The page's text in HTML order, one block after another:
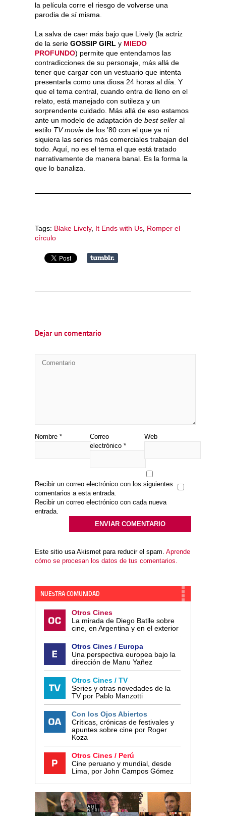
la película corre el riesgo de volverse una
parodia de sí misma.
La salva de caer más bajo que Lively (la actriz
de la serie GOSSIP GIRL y MIEDO
PROFUNDO) permite que entendamos las
contradicciones de su personaje, más allá de
tener que cargar con un vestuario que intenta
presentarla como una diosa 24 horas al día. Y
que el tema central, cuando entra de lleno en el
relato, está manejado con sutileza y un
sorprendente cuidado. Más allá de eso estamos
ante un modelo de adaptación de best seller al
estilo TV movie de los ’80 con el que ya ni
siquiera las series más comerciales trabajan del
todo. Aquí, no es el tema el que está tratado
narrativamente de manera banal. Es la forma la
que lo banaliza.
Tags: Blake Lively, It Ends with Us Romper el
círculo
Dejar un comentario
Nombre *
Correo
electrónico *
Web
Recibir un correo electrónico con los siguientes
comentarios a esta entrada.
Recibir un correo electrónico con cada nueva
entrada.
Este sitio usa Akismet para reducir el spam. Aprende
cómo se procesan los datos de tus comentarios.
NUESTRA COMUNIDAD
Otros Cines
La mirada de Diego Batlle sobre
cine, en Argentina y en el exterior
Otros Cines / Europa
Una perspectiva europea bajo la
dirección de Manu Yañez
Otros Cines / TV
Series y otras novedades de la
TV por Pablo Manzotti
Con los Ojos Abiertos
Críticas, crónicas de festivales y
apuntes sobre cine por Roger
Koza
Otros Cines / Perú
Cine peruano y mundial, desde
Lima, por John Campos Gómez